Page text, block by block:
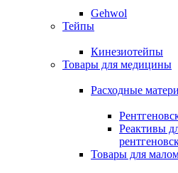
Gehwol
Тейпы
Кинезиотейпы
Товары для медицины
Расходные
Реактивы
Товары для